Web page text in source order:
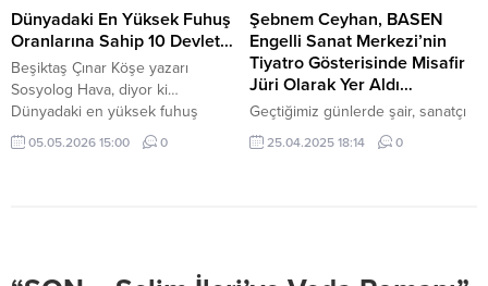
yayaların hem de esnafın
mağduriyet yaşamadan bu süreci
atlatmalarını hedefliyor. Beşiktaş
halkı da bu çalışmaları
memnuniyetle...
çıktığında devrilen minarenin
altında kalıp, hayatını kaybetti.
Adıyaman’da görevli Damla
öğretmen ve 2 çocuğu enkaz
altında hayatını...
Dünyadaki En Yüksek Fuhuş
Oranlarına Sahip 10 Devlet…
Beşiktaş Çınar Köşe yazarı
Sosyolog Hava, diyor ki…
Dünyadaki en yüksek fuhuş
oranlarına sahip 10 devlet: 1-
Tayland (Budizm) 2- Danimarka
05.05.2026 15:00 0
Şebnem Ceyhan, BASEN
Engelli Sanat Merkezi’nin
Tiyatro Gösterisinde Misafir
Jüri Olarak Yer Aldı…
Geçtiğimiz günlerde şair, sanatçı
ve Tv sunucusu Şebnem Ceyhan,
BASEN Engelli Sanat Merkezi’nin
25.04.2025 18:14 0